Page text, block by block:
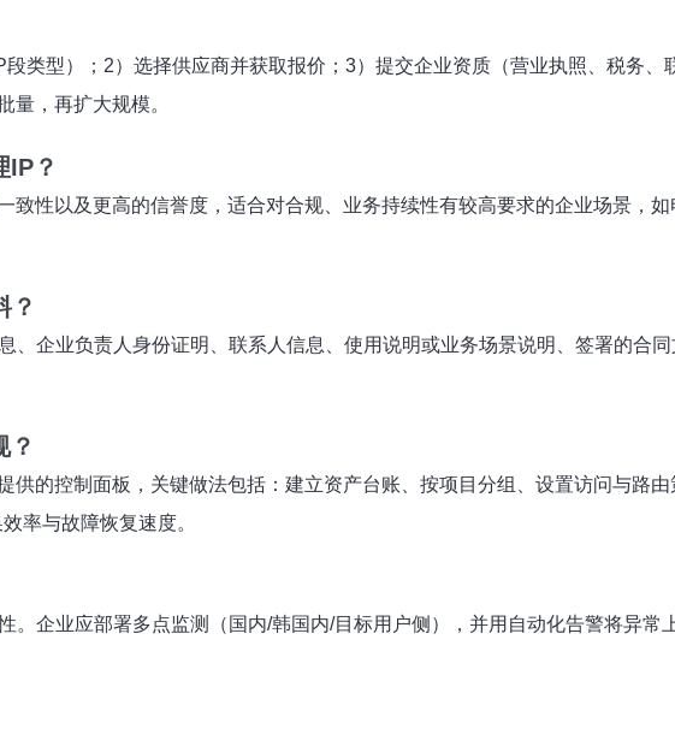
类型）；2）选择供应商并获取报价；3）提交企业资质（营业执照、税务、
量，再扩大规模。
IP？
致性以及更高的信誉度，适合对合规、业务持续性有较高要求的企业场景，
？
、企业负责人身份证明、联系人信息、使用说明或业务场景说明、签署的合
？
供的控制面板，关键做法包括：建立资产台账、按项目分组、设置访问与路
率与故障恢复速度。
。企业应部署多点监测（国内/韩国内/目标用户侧），并用自动化告警将异